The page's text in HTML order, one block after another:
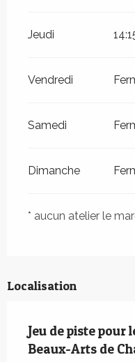
Jeudi
Vendredi
Samedi
Dimanche
* aucun atelier le
Localisation
Jeu de piste pour
Beaux-Arts de